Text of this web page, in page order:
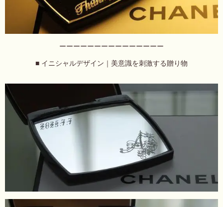
ーーーーーーーーーーーーーーー
■ イニシャルデザイン｜美意識を刺激する贈り物